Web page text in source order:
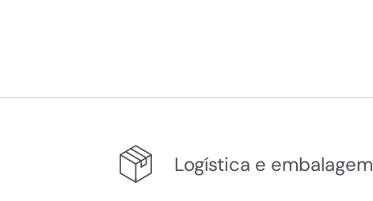
Logística e embalagem